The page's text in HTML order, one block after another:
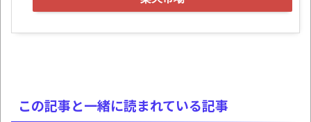
【読書感想】山野辺太郎『いつか深い穴に
落ちるまで』
マケイン9巻＆アニメ公式ガイド感想
この記事と一緒に読まれている記事